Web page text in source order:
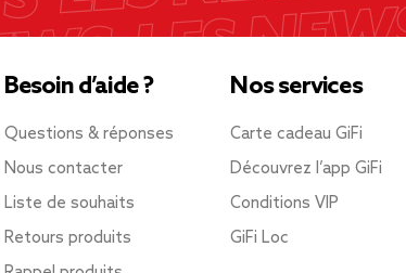
Besoin d’aide ?
Questions & réponses
Nous contacter
Liste de souhaits
Retours produits
Nos services
Carte cadeau GiFi
Découvrez l’app GiFi
Conditions VIP
GiFi Loc